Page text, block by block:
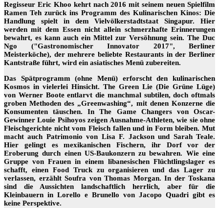
Regisseur Eric Khoo kehrt nach 2016 mit seinem neuen Spielfilm
Ramen Teh zurück ins Programm des Kulinarischen Kinos: Die
Handlung spielt in dem Vielvölkerstadtstaat Singapur. Hier
werden mit dem Essen nicht allein schmerzhafte Erinnerungen
bewahrt, es kann auch ein Mittel zur Versöhnung sein. The Duc
Ngo ("Gastronomischer Innovator 2017", Berliner
Meisterköche), der mehrere beliebte Restaurants in der Berliner
Kantstraße führt, wird ein asiatisches Menü zubereiten.
Das Spätprogramm (ohne Menü) erforscht den kulinarischen
Kosmos in vielerlei Hinsicht. The Green Lie (Die Grüne Lüge)
von Werner Boote entlarvt die manchmal subtilen, doch oftmals
groben Methoden des „Greenwashing“, mit denen Konzerne die
Konsumenten täuschen. In The Game Changers von Oscar-
Gewinner Louie Psihoyos zeigen Ausnahme-Athleten, wie sie ohne
Fleischgerichte nicht vom Fleisch fallen und in Form bleiben. Mut
macht auch Patrimonio von Lisa F. Jackson und Sarah Teale.
Hier gelingt es mexikanischen Fischern, ihr Dorf vor der
Eroberung durch einen US-Baukonzern zu bewahren. Wie eine
Gruppe von Frauen in einem libanesischen Flüchtlingslager es
schafft, einen Food Truck zu organisieren und das Lager zu
verlassen, erzählt Soufra von Thomas Morgan. In der Toskana
sind die Aussichten landschaftlich herrlich, aber für die
Kleinbauern in Lorello e Brunello von Jacopo Quadri gibt es
keine Perspektive.